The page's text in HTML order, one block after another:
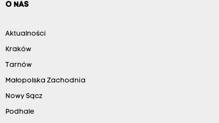
O NAS
Aktualności
Kraków
Tarnów
Małopolska Zachodnia
Nowy Sącz
Podhale